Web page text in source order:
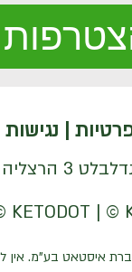
נגישות
איסטאט בע"מ.